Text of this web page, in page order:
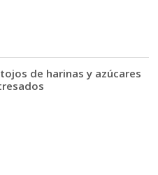
de harinas y azúcares